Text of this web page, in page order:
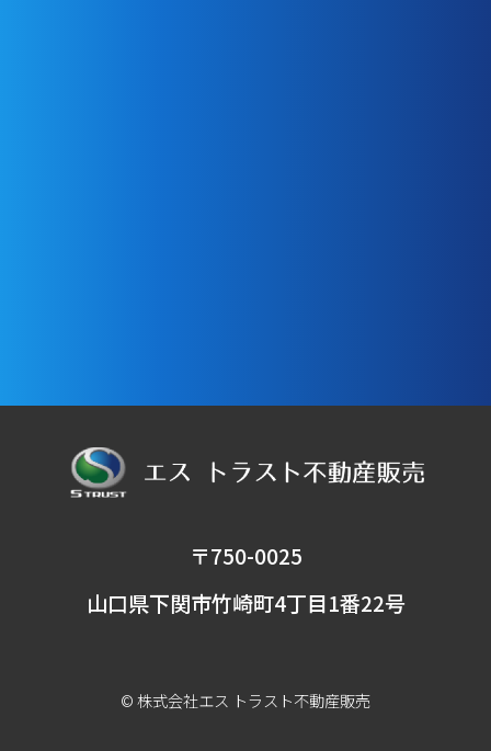
〒750-0025
⼭⼝県下関市⽵崎町4丁⽬1番22号
© 株式会社エス​ トラスト不動産販売